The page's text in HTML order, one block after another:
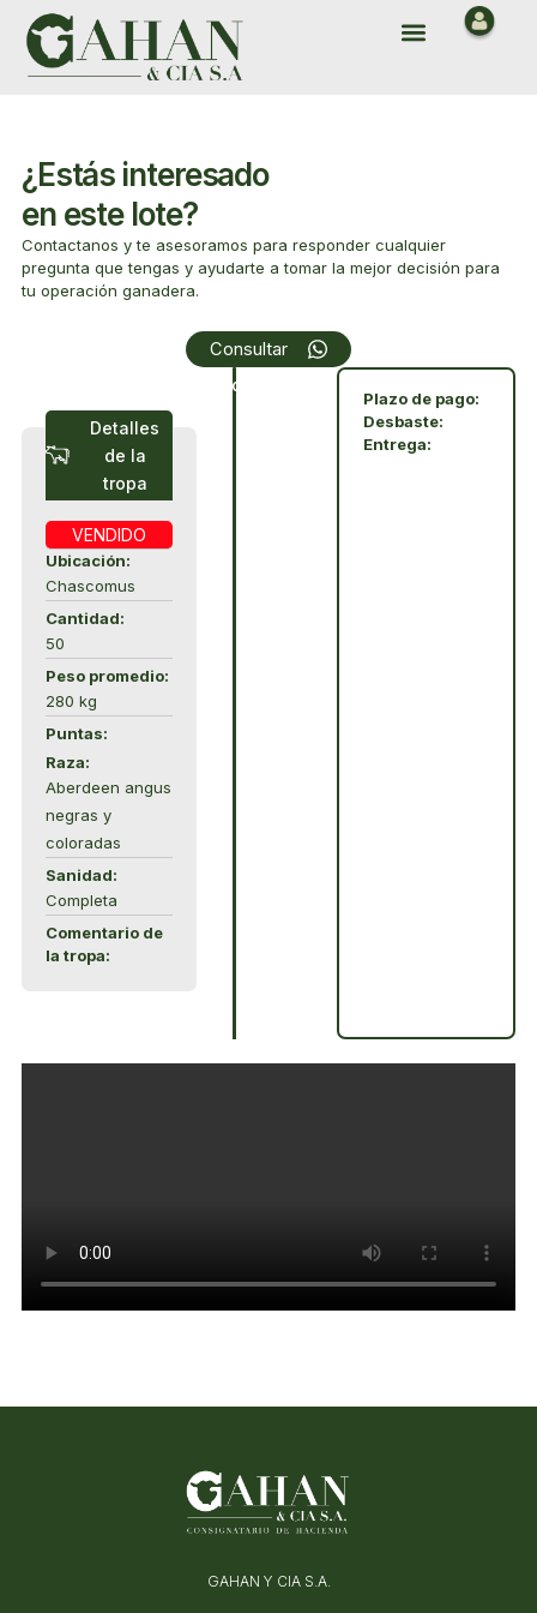
contenido
Menu
¿Estás interesado
en este lote?
Contactanos y te asesoramos para responder cualquier
pregunta que tengas y ayudarte a tomar la mejor decisión para
tu operación ganadera.
Consultar
Detalles
de la
tropa
VENDIDO
Ubicación:
Chascomus
Cantidad:
50
Peso promedio:
280 kg
Puntas:
Raza:
Aberdeen angus
negras y
coloradas
Sanidad:
Completa
Comentario de
la tropa:
Condiciones
Plazo de pago:
Desbaste:
Entrega:
GAHAN Y CIA S.A.